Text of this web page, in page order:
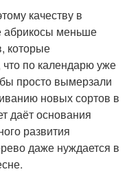
качеству в
абрикосы меньше
которые
по календарю уже
просто вымерзали
новых сортов в
даёт основания
развития
даже нуждается в